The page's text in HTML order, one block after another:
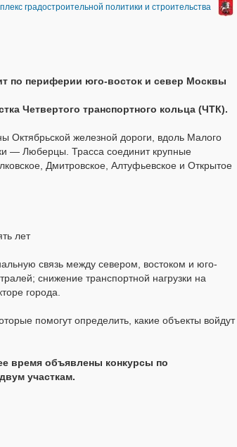
градостроительной политики и строительства
по периферии юго-восток и север Москвы
Четвертого транспортного кольца (ЧТК).
Октябрьской железной дороги, вдоль Малого
— Люберцы. Трасса соединит крупные
Дмитровское, Алтуфьевское и Открытое
лет
связь между севером, востоком и юго-
снижение транспортной нагрузки на
города.
помогут определить, какие объекты войдут
время объявлены конкурсы по
участкам.